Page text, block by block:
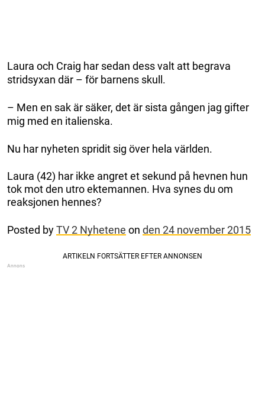
Laura och Craig har sedan dess valt att begrava
stridsyxan där – för barnens skull.
– Men en sak är säker, det är sista gången jag gifter
mig med en italienska.
Nu har nyheten spridit sig över hela världen.
Laura (42) har ikke angret et sekund på hevnen hun
tok mot den utro ektemannen. Hva synes du om
reaksjonen hennes?
Posted byTV 2 Nyhetene on den 24 november 2015